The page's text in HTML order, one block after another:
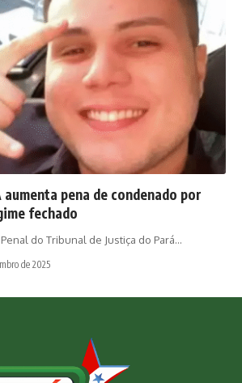
aumenta pena de condenado por
fechado
do Tribunal de Justiça do Pará…
de 2025